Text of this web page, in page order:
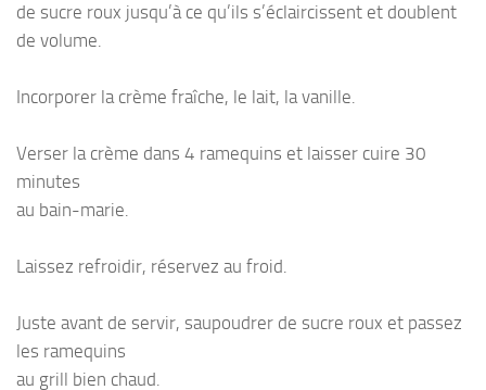
de sucre roux jusqu’à ce qu’ils s’éclaircissent et doublent
de volume.
Incorporer la crème fraîche, le lait, la vanille.
Verser la crème dans 4 ramequins et laisser cuire 30
minutes
au bain-marie.
Laissez refroidir, réservez au froid.
Juste avant de servir, saupoudrer de sucre roux et passez
les ramequins
au grill bien chaud.